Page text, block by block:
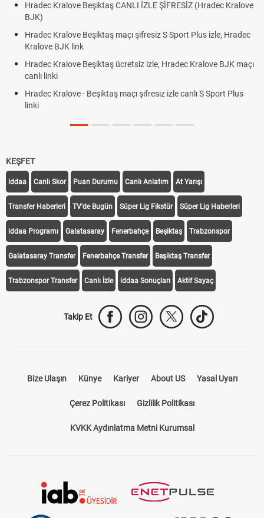
ŞİFRESİZ (Hradec Kralove
S Sport Plus izle, Hradec
izle, Hradec Kralove BJK maçı
izle canlı S Sport Plus
Hradec Kralove Beşiktaş maçı
Trivela Nedir? Trivela Vuruşu Nasıl
Plonjon Nedir? Kalecilikte Plonjon
KEŞFET
iddaa Canlı Skor Puan Durumu Canlı Anlatım At Yarışı
Transfer Haberleri TV'de Bugün Süper Lig Fikstür Süper Lig Haberleri
iddaa Programı Galatasaray Fenerbahçe Beşiktaş Trabzonspor
Galatasaray Transfer Fenerbahçe Transfer Beşiktaş Transfer
Trabzonspor Transfer Canlı İzle iddaa Sonuçları Aktif Sayaç
Takip Et
Bize Ulaşın Künye Kariyer About US Yasal Uyarı
Çerez Politikası Gizlilik Politikası
KVKK Aydınlatma Metni Kurumsal